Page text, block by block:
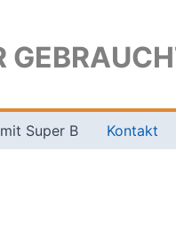
Super B Kontakt